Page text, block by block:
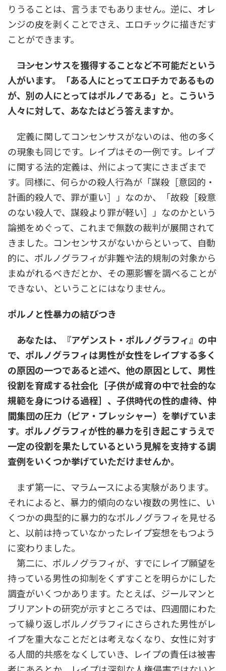
りうることは、言うまでもありません。逆に、オレ
ンジの皮を剥くことでさえ、エロチックに描きだす
ことができます。
――コンセンサスを獲得することなど不可能だという
人がいます。「ある人にとってエロチカであるもの
が、別の人にとってはポルノである」と。こういう
人々に対して、あなたはどう答えますか。
定義に関してコンセンサスがないのは、他の多く
の現象も同じです。レイプはその一例です。レイプ
に関する法的定義は、州によって実にさまざまで
す。同様に、何らかの殺人行為が「謀殺［意図的・
計画的殺人で、罪が重い］」なのか、「故殺［殺意
のない殺人で、謀殺より罪が軽い］」なのかという
論拠をめぐって、これまで無数の裁判が展開されて
きました。コンセンサスがないからといって、自動
的に、ポルノグラフィが非難や法的規制の対象から
まぬがれるべきだとか、その悪影響を調べることが
できない、ということにはなりません。
ポルノと性暴力の結びつき
――あなたは、『アゲンスト・ポルノグラフィ』の中
で、ポルノグラフィは男性が女性をレイプする多く
の原因の一つであると述べ、他の原因として、男性
役割を育成する社会化［子供が成育の中で社会的な
規範を身につける過程］、子供時代の性的虐待、仲
間集団の圧力（ピア・プレッシャー）を挙げていま
す。ポルノグラフィが性的暴力を引き起こすうえで
一定の役割を果たしているという見解を支持する調
査例をいくつか挙げていただけませんか。
まず第一に、マラムースによる実験があります。
それによると、暴力的傾向のない複数の男性に、い
くつかの典型的に暴力的なポルノグラフィを見せる
と、以前は持っていなかったレイプ妄想をもつよう
に変わりました。
第二に、ポルノグラフィが、すでにレイプ願望を
持っている男性の抑制をくずすことを明らかにした
調査がいくつかあります。たとえば、ジールマンと
ブリアントの研究が示すところでは、四週間にわた
って繰り返しポルノグラフィにさらされた男性がレ
イプを重大なことだとは考えなくなり、女性に対す
る人間的共感をなくしていき、レイプの責任は被害